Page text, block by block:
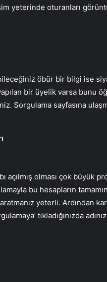
yeterinde oturanları
öbür bir bilgi ise
bir üyelik varsa bunu
Sorgulama sayfasına
açılmış olması çok
bu hesapların
yeterli. Ardından
tıkladığınızda